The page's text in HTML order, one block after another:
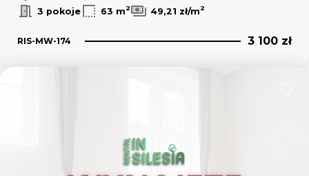
3 pokoje
63 m2 49,21 zł/m2
RIS-MW-174 3 100 zł